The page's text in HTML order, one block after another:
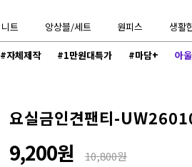
니트 앙상블/세트 원피스 생활
#자체제작 #1만원대특가 #마담+ 아
요실금인견팬티-
9,200원 10,800원